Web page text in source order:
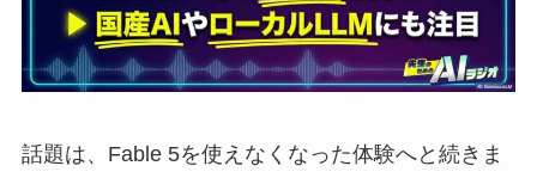
話題は、Fable 5を使えなくなった体験へと続きま